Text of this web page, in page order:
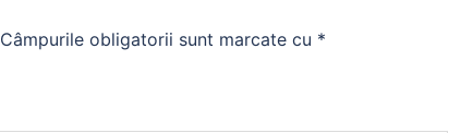
Câmpurile obligatorii sunt marcate cu *